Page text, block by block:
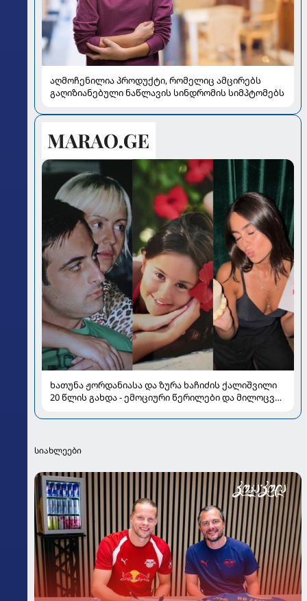
აღმოჩენილია პროდუქტი, რომელიც ამცირებს
გაღიზიანებული ნაწლავის სინდრომის სიმპტომებს
ხათუნა ჟორდანიასა და ზურა ხაჩიძის ქალიშვილი
20 წლის გახდა - ემოციური წერილები და მილოცვა
სიახლეები